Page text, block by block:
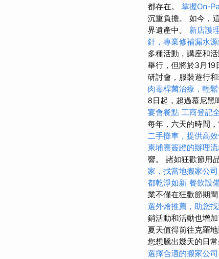
都存在。 掌握On-
沉重負擔。 如今，
界遺產中。 新店護
針，專業修補漏水
多種活動，講座和
舉行，但將於3月19
研討會，服裝遊行
肉毒桿菌治療，輕
8日起，超過慕尼黑
宴會餐點 工商登記
每年，六天的時間
二手攤車，提供高
柬埔寨簽證的辦理
響。 諸如狂歡節用
家，找當地搬家公
都乾淨如新 餐飲設
業不僅在狂歡節期
選外燴推薦，助您
銷活動和活動也增
夏天值得前往克羅
您想騰出幾天的日
選擇合適的搬家公司